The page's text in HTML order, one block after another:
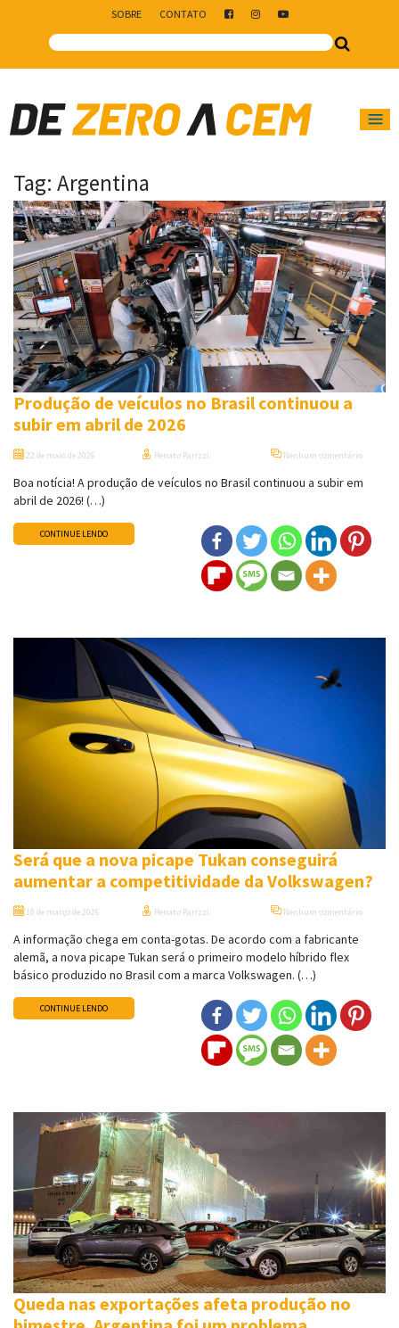
SOBRE CONTATO
Main Navigation
Tag: Argentina
Produção de veículos no Brasil continuou a
subir em abril de 2026
22 de maio de 2026 Renato Parizzi Nenhum comentário
Boa notícia! A produção de veículos no Brasil continuou a subir em
abril de 2026! (…)
CONTINUE LENDO
Será que a nova picape Tukan conseguirá
aumentar a competitividade da Volkswagen?
18 de março de 2026 Renato Parizzi Nenhum comentário
A informação chega em conta-gotas. De acordo com a fabricante
alemã, a nova picape Tukan será o primeiro modelo híbrido flex
básico produzido no Brasil com a marca Volkswagen. (…)
CONTINUE LENDO
Queda nas exportações afeta produção no